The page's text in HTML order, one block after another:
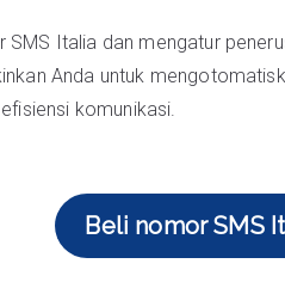
Italia dan mengatur
Anda untuk
komunikasi.
Beli nomor SMS